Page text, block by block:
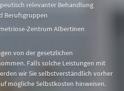
relevanter Behandlung
Berufsgruppen
Zentrum Albertinen
von der gesetzlichen
Falls solche Leistungen mit
wir Sie selbstverständlich vorher
mögliche Selbstkosten hinweisen.